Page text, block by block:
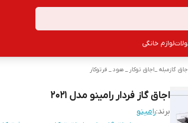
لوازم خانگی
گازمبله _اجاق توکار _ هود _ فرتوکار
اجاق گاز فردار رامینو مدل 2021
برند:رامینو